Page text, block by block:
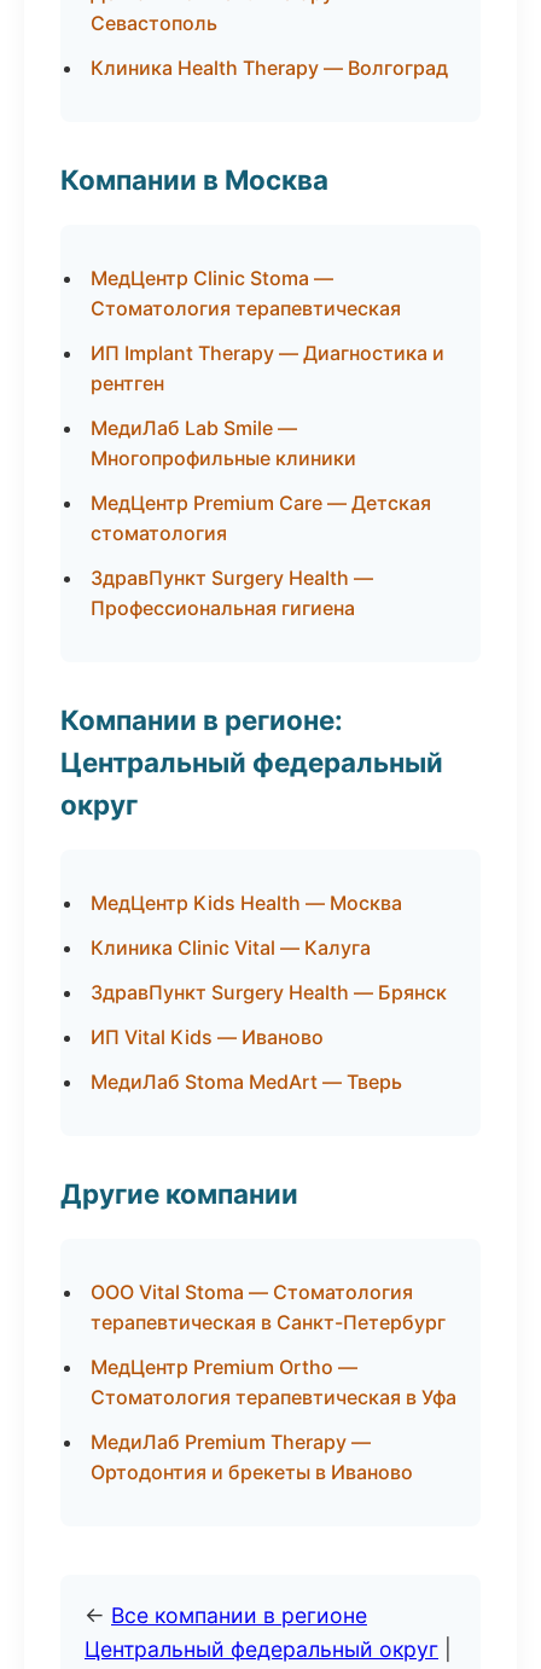
Севастополь
Клиника Health Therapy — Волгоград
Компании в Москва
МедЦентр Clinic Stoma —
Стоматология терапевтическая
ИП Implant Therapy — Диагностика и
рентген
МедиЛаб Lab Smile —
Многопрофильные клиники
МедЦентр Premium Care — Детская
стоматология
ЗдравПункт Surgery Health —
Профессиональная гигиена
Компании в регионе:
Центральный федеральный
округ
МедЦентр Kids Health — Москва
Клиника Clinic Vital — Калуга
ЗдравПункт Surgery Health — Брянск
ИП Vital Kids — Иваново
МедиЛаб Stoma MedArt — Тверь
Другие компании
ООО Vital Stoma — Стоматология
терапевтическая в Санкт-Петербург
МедЦентр Premium Ortho —
Стоматология терапевтическая в Уфа
МедиЛаб Premium Therapy —
Ортодонтия и брекеты в Иваново
← Все компании в регионе
Центральный федеральный округ